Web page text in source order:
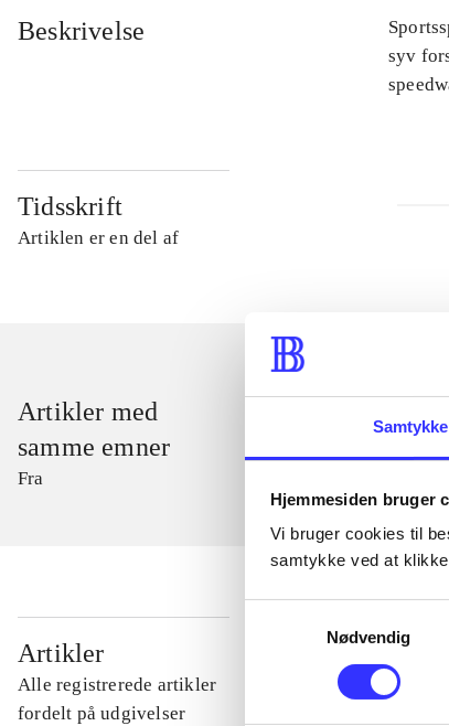
Samtykke
Hjemmesiden bruger
Vi bruger cookies til
samtykke ved at
Nødvendig
Beskrivelse
syv
Tidsskrift
Artiklen er en del af
Artikler med
samme emner
Fra
Artikler
Alle registrerede artikler
fordelt på udgivelser
...